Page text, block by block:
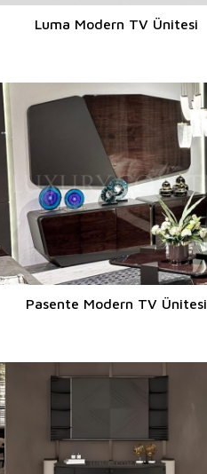
Luma Modern TV Ünitesi
Pasente Modern TV Ünitesi